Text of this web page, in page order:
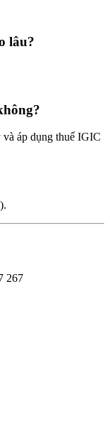
lâu?
áp dụng thuế IGIC
).
267